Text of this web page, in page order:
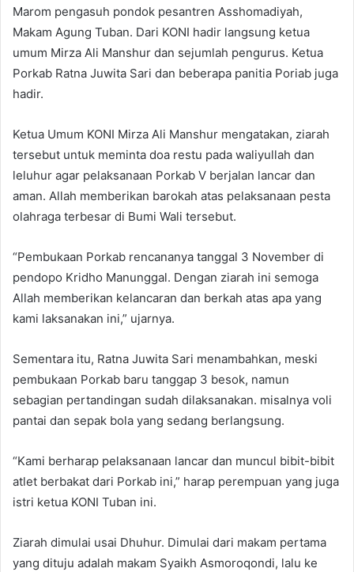
Marom pengasuh pondok pesantren Asshomadiyah,
Makam Agung Tuban. Dari KONI hadir langsung ketua
umum Mirza Ali Manshur dan sejumlah pengurus. Ketua
Porkab Ratna Juwita Sari dan beberapa panitia Poriab juga
hadir.
Ketua Umum KONI Mirza Ali Manshur mengatakan, ziarah
tersebut untuk meminta doa restu pada waliyullah dan
leluhur agar pelaksanaan Porkab V berjalan lancar dan
aman. Allah memberikan barokah atas pelaksanaan pesta
olahraga terbesar di Bumi Wali tersebut.
“Pembukaan Porkab rencananya tanggal 3 November di
pendopo Kridho Manunggal. Dengan ziarah ini semoga
Allah memberikan kelancaran dan berkah atas apa yang
kami laksanakan ini,” ujarnya.
Sementara itu, Ratna Juwita Sari menambahkan, meski
pembukaan Porkab baru tanggap 3 besok, namun
sebagian pertandingan sudah dilaksanakan. misalnya voli
pantai dan sepak bola yang sedang berlangsung.
“Kami berharap pelaksanaan lancar dan muncul bibit-bibit
atlet berbakat dari Porkab ini,” harap perempuan yang juga
istri ketua KONI Tuban ini.
Ziarah dimulai usai Dhuhur. Dimulai dari makam pertama
yang dituju adalah makam Syaikh Asmoroqondi, lalu ke